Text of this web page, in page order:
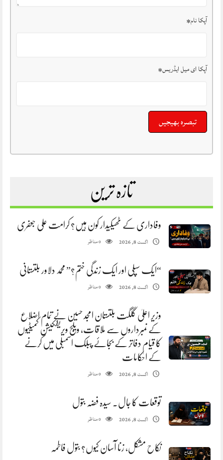
آپکا نام*
آپکا ای میل ایڈریس*
تازہ ترین
وفاداری کے ٹھیکیدار کون ہیں؟ کرامت علی جعفری
اگست 8, 2026 0مناظر
“ایک سپلی اور ایک زندگی ختم؟” محمد دلاور بلتستانی
اگست 8, 2026 0مناظر
وزیر اعلیٰ گلگت بلتستان امجد حسین نے تمام اضلاع
کے نمبرداروں سے ملاقات، ویلج ویریفکیشن کمیٹیوں
کا قیام دفاتر کے بجائے پبلک اسمبلی میں کرنے
کے احکامات
اگست 8, 2026 0مناظر
توقعات کا جال. سیدہ فضہ بتول
اگست 8, 2026 0مناظر
نکاح مشکل، زنا آسان کیوں؟ بتول فاطمہ